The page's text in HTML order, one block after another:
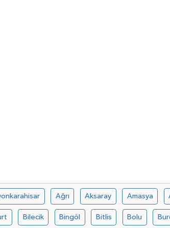
Ağrı Aksaray Amasya
Bilecik Bingöl Bitlis Bolu